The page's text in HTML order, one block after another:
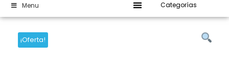
Menu Categorías
¡Oferta!